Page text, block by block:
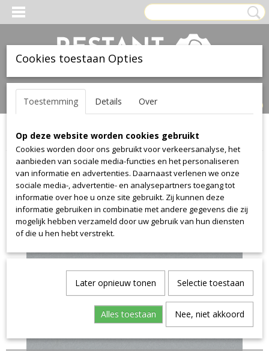
Inloggen Registreren
(0)
Home >Stof>Camira>Blazer>Blazer Cuz1P
Cookies toestaan Opties
Toestemming Details Over
Op deze website worden cookies gebruikt
Cookies worden door ons gebruikt voor verkeersanalyse, het
aanbieden van sociale media-functies en het personaliseren
van informatie en advertenties. Daarnaast verlenen we onze
sociale media-, advertentie- en analysepartners toegang tot
informatie over hoe u onze site gebruikt. Zij kunnen deze
informatie gebruiken in combinatie met andere gegevens die zij
mogelijk hebben verzameld door uw gebruik van hun diensten
of die u hen hebt verstrekt.
Later opnieuw tonen Selectie toestaan
Alles toestaan Nee, niet akkoord